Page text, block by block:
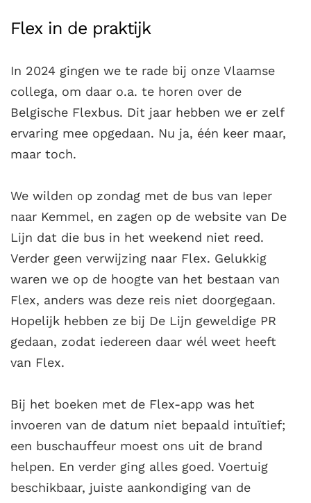
Flex in de praktijk
In 2024 gingen we te rade bij onze Vlaamse
collega, om daar o.a. te horen over de
Belgische Flexbus. Dit jaar hebben we er zelf
ervaring mee opgedaan. Nu ja, één keer maar,
maar toch.
We wilden op zondag met de bus van Ieper
naar Kemmel, en zagen op de website van De
Lijn dat die bus in het weekend niet reed.
Verder geen verwijzing naar Flex. Gelukkig
waren we op de hoogte van het bestaan van
Flex, anders was deze reis niet doorgegaan.
Hopelijk hebben ze bij De Lijn geweldige PR
gedaan, zodat iedereen daar wél weet heeft
van Flex.
Bij het boeken met de Flex-app was het
invoeren van de datum niet bepaald intuïtief;
een buschauffeur moest ons uit de brand
helpen. En verder ging alles goed. Voertuig
beschikbaar, juiste aankondiging van de